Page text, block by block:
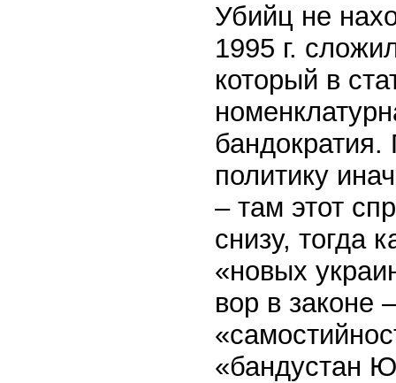
Убийц не
1995 г.
который в
политику
– там этот
снизу, тогда
«новых
вор в законе
«бандустан